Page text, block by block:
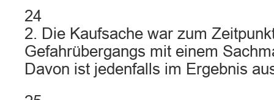
24
2. Die Kaufsache war zum
Gefahrübergangs mit einem
Davon ist jedenfalls im Ergebnis